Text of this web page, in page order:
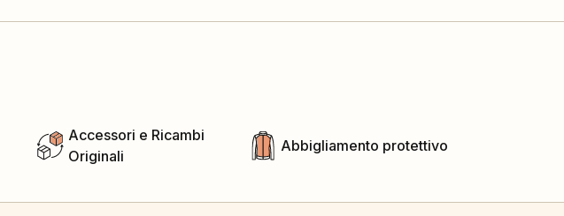
Accessori e Ricambi
Originali
Abbigliamento protettivo